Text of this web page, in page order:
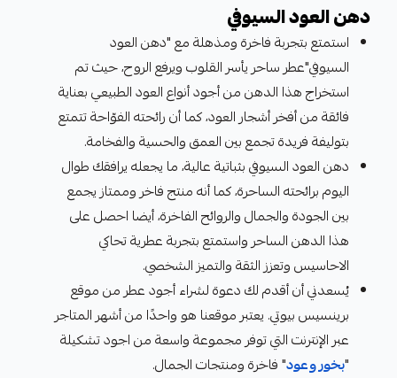
دهن العود السيوفي
استمتع بتجربة فاخرة ومذهلة مع "دهن العود
السيوفي"عطر ساحر يأسر القلوب ويرفع الروح، حيث تم
استخراج هذا الدهن من أجود أنواع العود الطبيعي بعناية
فائقة من أفخر أشجار العود، كما أن رائحته الفوّاحة تتمتع
بتوليفة فريدة تجمع بين العمق والحسية والفخامة.
دهن العود السيوفي بثباتية عالية، ما يجعله يرافقك طوال
اليوم برائحته الساحرة، كما أنه منتج فاخر وممتاز يجمع
بين الجودة والجمال والروائح الفاخرة، أيضا احصل على
هذا الدهن الساحر واستمتع بتجربة عطرية تحاكي
الاحاسيس وتعزز الثقة والتميز الشخصي.
يُسعدني أن أقدم لك دعوة لشراء أجود عطر من موقع
برينسيس بيوتي. يعتبر موقعنا هو واحدًا من أشهر المتاجر
عبر الإنترنت التي توفر مجموعة واسعة من اجود تشكيلة
"بخور وعود" فاخرة ومنتجات الجمال.